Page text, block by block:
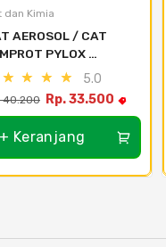
dan Kimia
AEROSOL / CAT
PYLOX
PAINT - SEMUA
5.0
40.200 Rp. 33.500
+ Keranjang